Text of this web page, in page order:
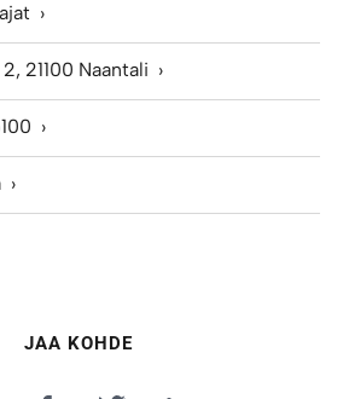
21100 Naantali
JAA KOHDE